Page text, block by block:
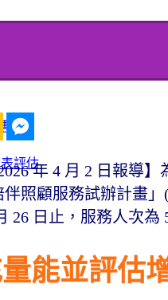
區
評估年 4 月 2 日報導
照顧服務試辦計畫
26 日止，服務人次
能並評估